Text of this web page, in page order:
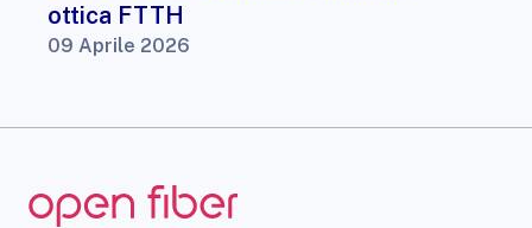
ottica FTTH
09 Aprile 2026